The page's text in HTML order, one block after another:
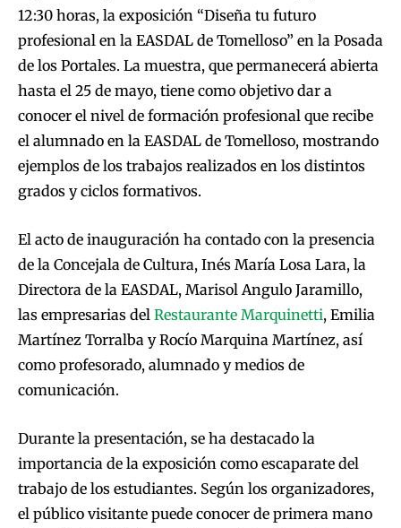
12:30 horas, la exposición “Diseña tu futuro
profesional en la EASDAL de Tomelloso” en la Posada
de los Portales. La muestra, que permanecerá abierta
hasta el 25 de mayo, tiene como objetivo dar a
conocer el nivel de formación profesional que recibe
el alumnado en la EASDAL de Tomelloso, mostrando
ejemplos de los trabajos realizados en los distintos
grados y ciclos formativos.
El acto de inauguración ha contado con la presencia
de la Concejala de Cultura, Inés María Losa Lara, la
Directora de la EASDAL, Marisol Angulo Jaramillo,
las empresarias del Restaurante Marquinetti, Emilia
Martínez Torralba y Rocío Marquina Martínez, así
como profesorado, alumnado y medios de
comunicación.
Durante la presentación, se ha destacado la
importancia de la exposición como escaparate del
trabajo de los estudiantes. Según los organizadores,
el público visitante puede conocer de primera mano